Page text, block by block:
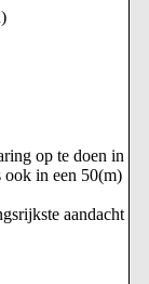
op te doen in
ook in een 50(m)
aandacht